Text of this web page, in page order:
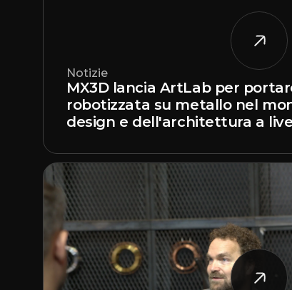
Notizie
MX3D lancia ArtLab per
robotizzata su metallo nel
design e dell'architettura a